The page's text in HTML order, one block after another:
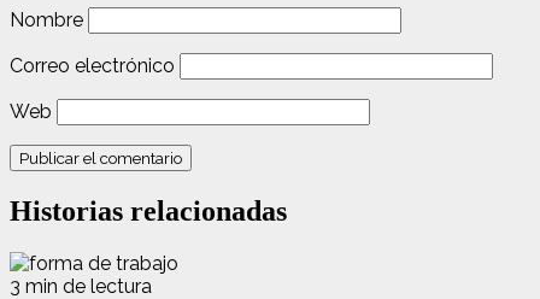
Nombre
Correo electrónico
Web
Historias relacionadas
3 min de lectura